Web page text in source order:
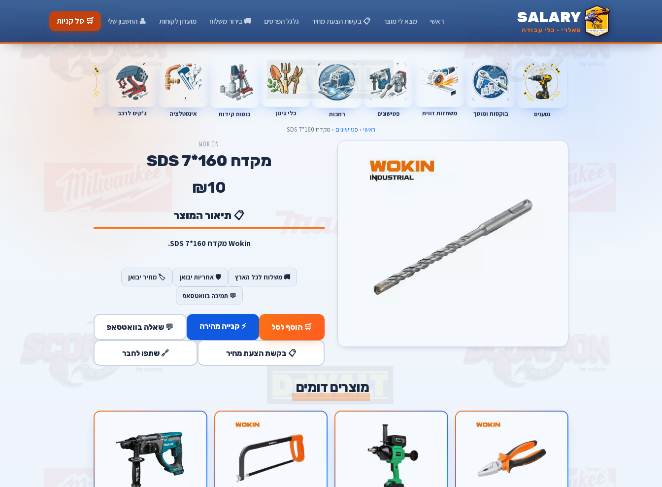
SALARY
סאלרי · כלי עבודה
ראשי מצא לי מוצר 📋 בקשת הצעת מחיר גלגל הפרסים 🚚 בירור משלוח מועדון לקוחות 👤 החשבון שלי 🛒 סל קניות
נטענים בוקסות ומוסך משחזות זווית פטישונים רתכות כלי גינון כוסות קידוח אינסטלציה ג'קים לרכב
ראשי › פטישונים › מקדח SDS 7*160
WOKIN
מקדח SDS 7*160
₪10
📋 תיאור המוצר
Wokin מקדח SDS 7*160.
🚚 משלוח לכל הארץ 🛡️ אחריות יבואן 🏷️ מחיר יבואן
💬 תמיכה בוואטסאפ
🛒 הוסף לסל ⚡ קנייה מהירה 💬 שאלה בוואטסאפ
📋 בקשת הצעת מחיר 🔗 שתפו לחבר
מוצרים דומים